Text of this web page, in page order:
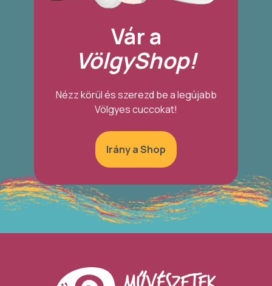
Vár a
VölgyShop!
Nézz körül és szerezd be a legújabb
Völgyes cuccokat!
Irány a Shop